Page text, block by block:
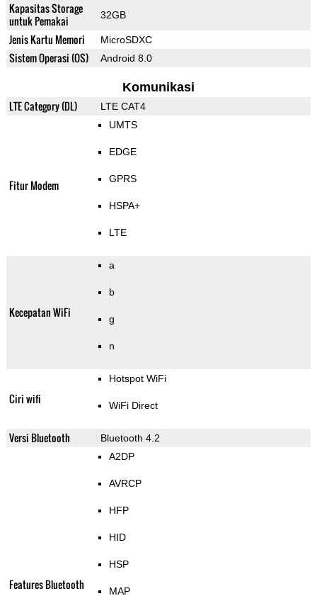
Kapasitas Storage
untuk Pemakai
32GB
Jenis Kartu Memori MicroSDXC
Sistem Operasi (OS) Android 8.0
Komunikasi
LTE Category (DL) LTE CAT4
Fitur Modem
UMTS
EDGE
GPRS
HSPA+
LTE
Kecepatan WiFi
a
b
g
n
Ciri wifi
Hotspot WiFi
WiFi Direct
Versi Bluetooth Bluetooth 4.2
Features Bluetooth
A2DP
AVRCP
HFP
HID
HSP
MAP